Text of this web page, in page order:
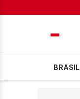
BRASIL